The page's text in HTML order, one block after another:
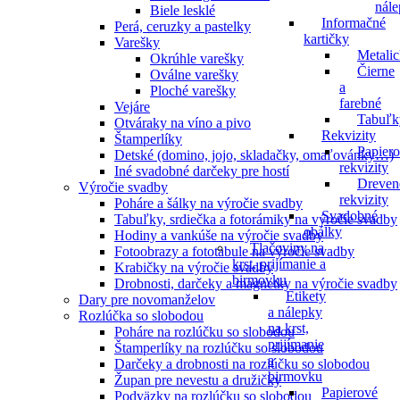
Informačné
kartičky
Čierne
a
farebné
Rekvizity
rekvizity
rekvizity
Svadobné
obálky
Tlačoviny na
krst, prijímanie a
birmovku
Etikety
a nálepky
na krst,
prijímanie
a
birmovku
Papierové
Biele lesklé
Perá, ceruzky a pastelky
Varešky
Okrúhle varešky
Oválne varešky
Ploché varešky
Vejáre
Otváraky na víno a pivo
Štamperlíky
Detské (domino, jojo, skladačky, omaľovánky…)
Iné svadobné darčeky pre hostí
Výročie svadby
Poháre a šálky na výročie svadby
Tabuľky, srdiečka a fotorámiky na výročie svadby
Hodiny a vankúše na výročie svadby
Fotoobrazy a fototabule na výročie svadby
Krabičky na výročie svadby
Drobnosti, darčeky a magnetky na výročie svadby
Dary pre novomanželov
Rozlúčka so slobodou
Poháre na rozlúčku so slobodou
Štamperlíky na rozlúčku so slobodou
Darčeky a drobnosti na rozlúčku so slobodou
Župan pre nevestu a družičky
Podväzky na rozlúčku so slobodou